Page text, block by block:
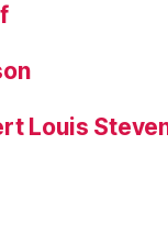
Louis